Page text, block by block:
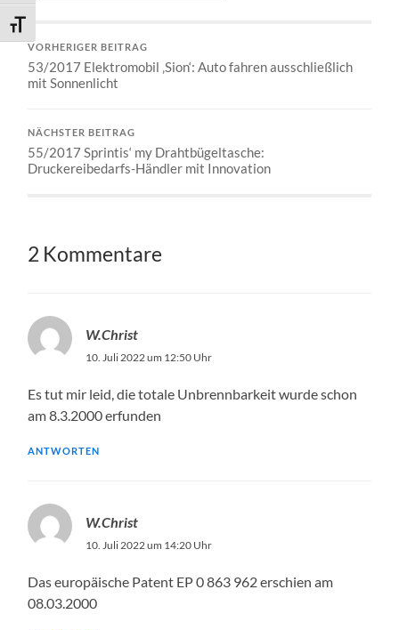
Schrift vergrößern
VORHERIGER BEITRAG
53/2017 Elektromobil ‚Sion‘: Auto fahren ausschließlich
mit Sonnenlicht
NÄCHSTER BEITRAG
55/2017 Sprintis‘ my Drahtbügeltasche:
Druckereibedarfs-Händler mit Innovation
2 Kommentare
W.Christ
10. Juli 2022 um 12:50 Uhr
Es tut mir leid, die totale Unbrennbarkeit wurde schon
am 8.3.2000 erfunden
ANTWORTEN
W.Christ
10. Juli 2022 um 14:20 Uhr
Das europäische Patent EP 0 863 962 erschien am
08.03.2000